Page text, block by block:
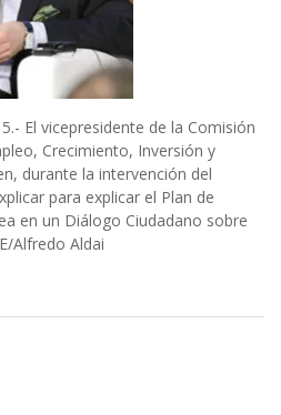
El vicepresidente de la Comisión
Crecimiento, Inversión y
durante la intervención del
para explicar el Plan de
en un Diálogo Ciudadano sobre
Alfredo Aldai